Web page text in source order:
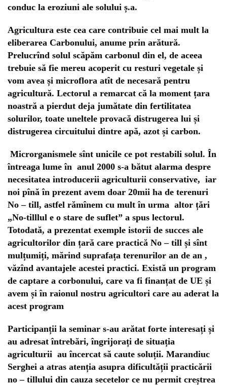
conduc la eroziuni ale solului ș.a.
Agricultura este cea care contribuie cel mai mult la
eliberarea Carbonului, anume prin arătură.
Prelucrînd solul scăpăm carbonul din el, de aceea
trebuie să fie mereu acoperit cu resturi vegetale și
vom avea și microflora atît de necesară pentru
agricultură. Lectorul a remarcat că la moment țara
noastră a pierdut deja jumătate din fertilitatea
solurilor, toate uneltele provacă distrugerea lui și
distrugerea circuitului dintre apă, azot și carbon.
Microrganismele sînt unicile ce pot restabili solul. În
întreaga lume în anul 2000 s-a bătut alarma despre
necesitatea introducerii agriculturii conservative, iar
noi pînă în prezent avem doar 20mii ha de terenuri
No – till, astfel rămînem cu mult în urma altor țări
„No-tilllul e o stare de suflet” a spus lectorul.
Totodată, a prezentat exemple istorii de succes ale
agricultorilor din țară care practică No – till și sînt
mulțumiți, mărind suprafața terenurilor an de an ,
văzînd avantajele acestei practici. Există un program
de captare a corbonului, care va fi finanțat de UE și
avem și în raionul nostru agricultori care au aderat la
acest program
Participanții la seminar s-au arătat forte interesați și
au adresat întrebări, îngrijorați de situația
agriculturii au încercat să caute soluții. Marandiuc
Serghei a atras atenția asupra dificultății practicării
no – tillului din cauza secetelor ce nu permit creștrea